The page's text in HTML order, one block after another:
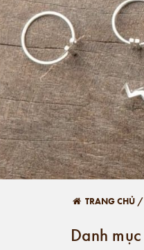
TRANG CHỦ /
Danh mục